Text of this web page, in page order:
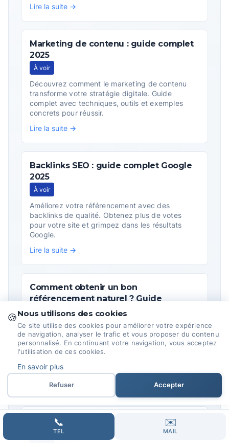
Lire la suite →
Marketing de contenu : guide complet
2025
À voir
Découvrez comment le marketing de contenu
transforme votre stratégie digitale. Guide
complet avec techniques, outils et exemples
concrets pour réussir.
Lire la suite →
Backlinks SEO : guide complet Google
2025
À voir
Améliorez votre référencement avec des
backlinks de qualité. Obtenez plus de votes
pour votre site et grimpez dans les résultats
Google.
Lire la suite →
Comment obtenir un bon
référencement naturel ? Guide
complet SEO 2025
À voir
Techniques éprouvées pour améliorer votre
référencement naturel. Conseils d'experts SEO,
Domoveillance.
Lire la suite →
Référencement local entreprises :
guide complet 2025
📞
TEL
✉️
MAIL
🍪Nous utilisons des cookies
Ce site utilise des cookies pour améliorer votre expérience
de navigation, analyser le trafic et vous proposer du contenu
personnalisé. En continuant votre navigation, vous acceptez
l'utilisation de ces cookies.
En savoir plus
Refuser Accepter